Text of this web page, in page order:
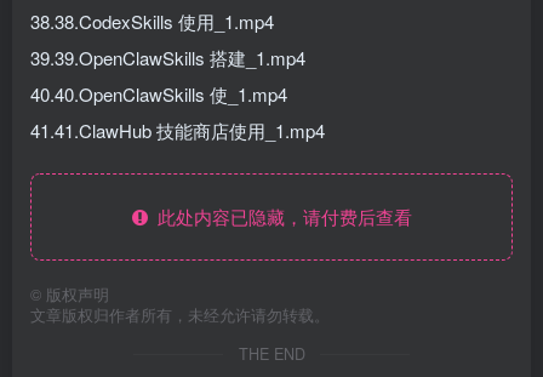
38.38.CodexSkills 使用_1.mp4
39.39.OpenClawSkills 搭建_1.mp4
40.40.OpenClawSkills 使_1.mp4
41.41.ClawHub 技能商店使用_1.mp4
此处内容已隐藏，请付费后查看
© 版权声明
文章版权归作者所有，未经允许请勿转载。
THE END